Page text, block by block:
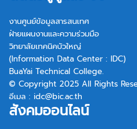
งานศูนย์ข้อมูลสารสนเทศ
ฝ่ายแผนงานและความร่วมมือ
วิทยาลัยเทคนิคบัวใหญ่
(Information Data Center : IDC)
BuaYai Technical College.
© Copyright 2025 All Rights
อีเมล : idc@bic.ac.th
สังคมออนไลน์